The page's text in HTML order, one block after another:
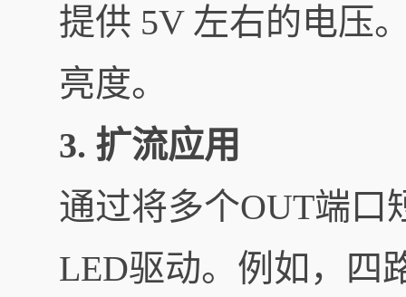
提供 5V 左右的电压
亮度。
3. 扩流应用
通过将多个OUT端口
LED驱动。例如，四